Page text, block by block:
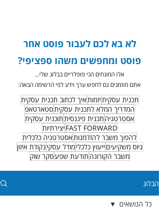
לא בא לכם לעבור פוסט אחר
פוסט ומחפשים משהו ספציפי?
אלו המונחים הכי פופלריים בבלוג שלי...
אתם מוזמנים גם לחפש ערך וידע לפי הרשימה הבאה:
תכנית עסקיתיזמותאיך לכתוב תכנית עסקית
המדריך המלא לתכנית עסקיתסטארטאפ
אסטרטגיה תכנית פיננסיתתוכנית עסקית
FAST FORWARDיצירתיות
להפוך משבר להזדמנותאסטרטגיה כלכלית
גיוס משקיעיםייעוץ כלכלימודל עסקי נקודת איזון
משבר הקורונה תודעת שפעסקר שוק
הבלוג
כל הנושאים